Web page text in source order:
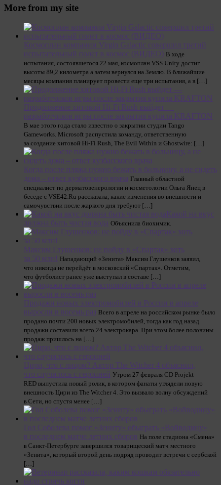
More from my site
Космоплан компании Virgin Galactic совершил третий
испытательный полет в космос (ВИДЕО) В ходе
испытания, состоявшегося 22 мая, космоплан VSS Unity достиг
высоты 89,2 километра а затем вернулся на Землю. В ближайшие
месяцы компания планирует провести еще три испытания, а в […]
Продолжение хитовой Hi-Fi Rush выйдет —
разработчиков игры после закрытия купила KRAFTON
В мае этого года стало известно о закрытии студии Tango
Gameworks. Microsoft распустила команду, ответственную
за создание хитовой Hi-Fi Rush, The Evil Within и Ghostwire: […]
Когда после пляжа нужно бежать в больницу, а не сидеть
дома – ответ кузбасского врача Главный областной
специалист по дерматовенерологии и косметологии Ольга Янец в
беседе с VSE42.Ru рассказала, какие изменения во внешности и
самочувствии после жаркого дня требуют […]
Какой на вкус
должна быть чистая вода Объяснила биохимик.
Максим Глушенков: не пойду в «Спартак» хоть
за 50 млн! Нападающий «Зенита» Максим Глушенков заявил,
что никогда не перейдёт в московский «Спартак». Отметим,
что футболист ранее уже выступал в составе […]
Продажи новых электромобилей в России в апреле
выросли в восемь раз Всего в апреле на российском рынке было
продано почти 200 новых электромобилей, тогда как год назад
продажи составили всего 24 электрокара. При этом более половины
продаж пришлось на […]
Цири, что с лицом? Автор The Witcher 4 объяснил,
что случилось с героиней Утром 27 февраля CD Projekt
RED выпустила новый ролик, в котором фанаты углядели новую
внешность Цири из The Witcher 4. Это вызвало волну обсуждений
в Сети, но спустя менее […]
Гол Соболева помог «Зениту» обыграть «Войводину»
в последнем матче летних сборов На поле стадиона «Смена»
в Санкт-Петербурге завершился товарищеский матч местного
«Зенита», который второй день подряд проводит встречи с сербской
[…]